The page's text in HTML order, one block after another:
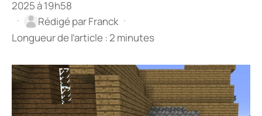
2025 à 19h58
·
Rédigé parFranck ·
Longueur de l’article : 2 minutes